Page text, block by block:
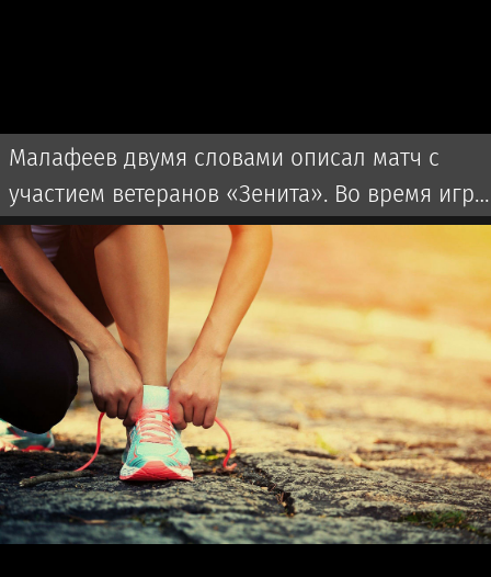
Малафеев двумя словами описал матч с
участием ветеранов «Зенита». Во время игры
использовалась пиротехника